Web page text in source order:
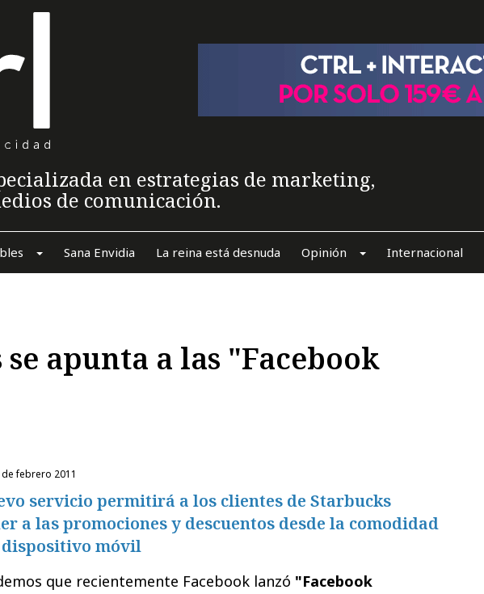
en estrategias de marketing,
de comunicación.
Sana Envidia La reina está desnuda Opinión Internacional
apunta a las "Facebook
de febrero 2011
servicio permitirá a los clientes de Starbucks
a las promociones y descuentos desde la comodidad
dispositivo móvil
que recientemente Facebook lanzó "Facebook